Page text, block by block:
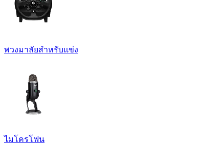
พวงมาลัยสำหรับแข่ง
ไมโครโฟน